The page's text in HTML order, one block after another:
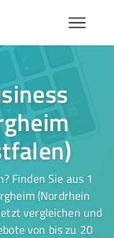
Finden Sie aus 1
(Nordrhein
vergleichen und
von bis zu 20